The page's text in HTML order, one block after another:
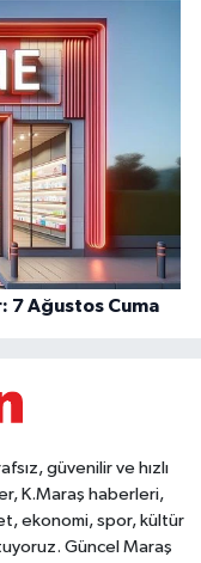
7 Ağustos Cuma
güvenilir ve hızlı
K.Maraş haberleri,
ekonomi, spor, kültür
Güncel Maraş